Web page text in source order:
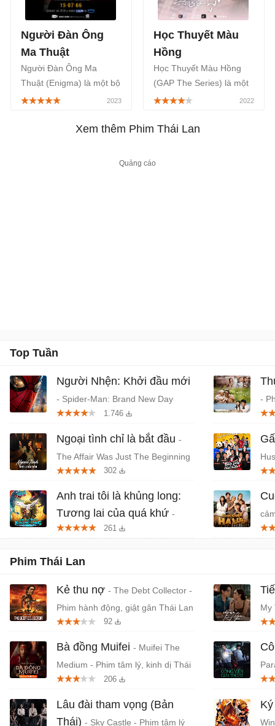
Người Đàn Ông
Ma Thuật
Người Đàn Ông Ma
Thuật (Enigma) là một bộ
phim Thái Lan thuộc thể
được phát sóng trên kênh
Học Thuyết Màu
Hồng
Học Thuyết Màu Hồng
(GAP The Series) là một
bộ phim truyền hình Thái
Lý - Tình Cảm, Bách hợp,
Xem thêm Phim Thái Lan
Top Tuần
Người Nhện: Khởi đầu mới
- Spider-Man: Brand New Day
(2026) chiếu rạp
1.746
Ngoại tình chỉ là bắt đầu -
The Affair Was Just The Beginning
- Phim tâm lý, giật gân Hàn Quốc
302
Anh trai tôi là khủng long:
Tương lai của quá khứ -
Phim anime hành động, thần thoại
261
-
Phim Thái Lan
Kẻ thu nợ - The Debt Collector -
Phim hành động, giật gân Thái Lan
92
Bà đồng Muifei - Muifei The
Medium - Phim tâm lý, kinh dị Thái
Lan
206
Lâu đài tham vọng (Bản
Thái) - Sky Castle - Phim tâm lý
My